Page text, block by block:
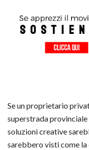
Se un proprietario
superstrada
soluzioni creative
sarebbero visti come